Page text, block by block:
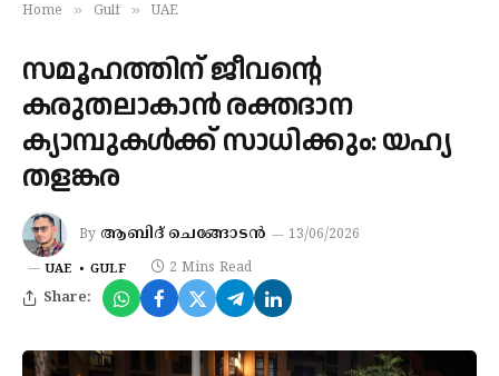
Home » Gulf » UAE
സമൂഹത്തിന് ജീവന്റെ
കരുതലാകാൻ രക്തദാന
ക്യാമ്പുകൾക്ക് സാധിക്കും: യഹ്യ
തളങ്കര
By ആബിദ് ചെങ്ങോടൻ 13/06/2026
UAE GULF 2 Mins Read
Share: